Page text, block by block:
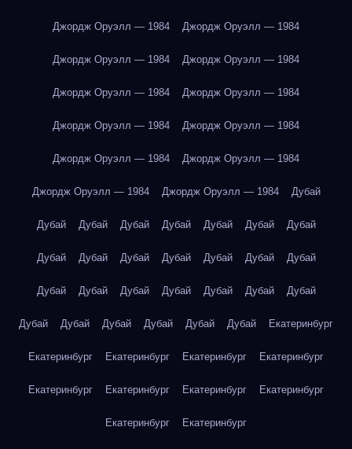
Джордж Оруэлл — 1984 Джордж Оруэлл — 1984
Джордж Оруэлл — 1984 Джордж Оруэлл — 1984
Джордж Оруэлл — 1984 Джордж Оруэлл — 1984
Джордж Оруэлл — 1984 Джордж Оруэлл — 1984
Джордж Оруэлл — 1984 Джордж Оруэлл — 1984
Джордж Оруэлл — 1984 Джордж Оруэлл — 1984 Дубай
Дубай Дубай Дубай Дубай Дубай Дубай Дубай
Дубай Дубай Дубай Дубай Дубай Дубай Дубай
Дубай Дубай Дубай Дубай Дубай Дубай Дубай
Дубай Дубай Дубай Дубай Дубай Дубай Екатеринбург
Екатеринбург Екатеринбург Екатеринбург Екатеринбург
Екатеринбург Екатеринбург Екатеринбург Екатеринбург
Екатеринбург Екатеринбург